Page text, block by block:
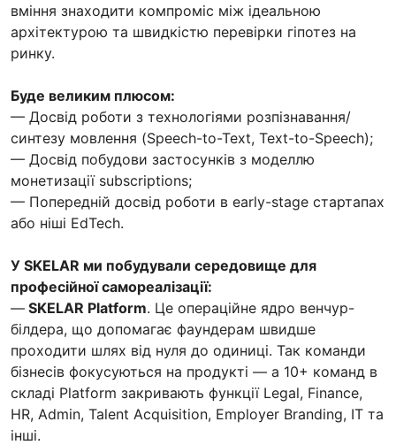
вміння знаходити компроміс між ідеальною
архітектурою та швидкістю перевірки гіпотез на
ринку.
Буде великим плюсом:
— Досвід роботи з технологіями розпізнавання/
синтезу мовлення (Speech-to-Text, Text-to-Speech);
— Досвід побудови застосунків з моделлю
монетизації subscriptions;
— Попередній досвід роботи в early-stage стартапах
або ніші EdTech.
У SKELAR ми побудували середовище для
професійної самореалізації:
— SKELAR Platform. Це операційне ядро венчур-
білдера, що допомагає фаундерам швидше
проходити шлях від нуля до одиниці. Так команди
бізнесів фокусуються на продукті — а 10+ команд в
складі Platform закривають функції Legal, Finance,
HR, Admin, Talent Acquisition, Employer Branding, IT та
інші.